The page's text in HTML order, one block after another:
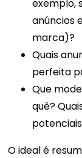
exemplo,
anúncios
marca)?
Quais
perfeita
Que
quê?
O ideal é